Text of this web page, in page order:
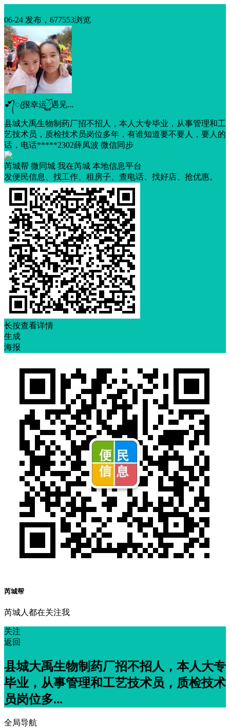
06-24 发布，677553浏览
💕᭄ꦿ很幸运ོ࿆遇见...
县城大禹生物制药厂招不招人，本人大专毕业，从事管理和工
艺技术员，质检技术员岗位多年，有谁知道要不要人，要人的
话，电话*****2302薛凤波 微信同步
芮城帮 微同城 我在芮城 本地信息平台
发便民信息、找工作、租房子、查电话、找好店、抢优惠。
长按查看详情
生成
海报
芮城帮
芮城人都在关注我
关注
返回
县城大禹生物制药厂招不招人，本人大专
毕业，从事管理和工艺技术员，质检技术
员岗位多...
全局导航